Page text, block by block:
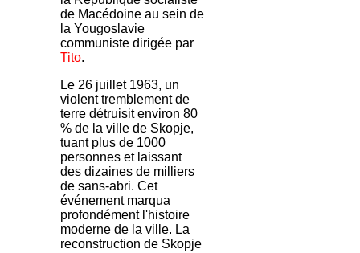
de Macédoine au sein de
la Yougoslavie
communiste dirigée par
Tito.
Le 26 juillet 1963, un
violent tremblement de
terre détruisit environ 80
% de la ville de Skopje,
tuant plus de 1000
personnes et laissant
des dizaines de milliers
de sans-abri. Cet
événement marqua
profondément l'histoire
moderne de la ville. La
reconstruction de Skopje